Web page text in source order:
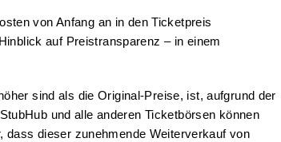
von Anfang an in den Ticketpreis
auf Preistransparenz – in einem
sind als die Original-Preise, ist, aufgrund der
und alle anderen Ticketbörsen können
dieser zunehmende Weiterverkauf von